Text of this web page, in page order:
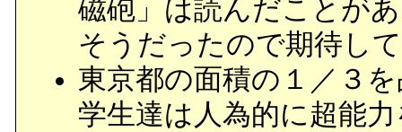
磁砲」は読んだことが
そうだったので期待し
東京都の面積の１／３
学生達は人為的に超能